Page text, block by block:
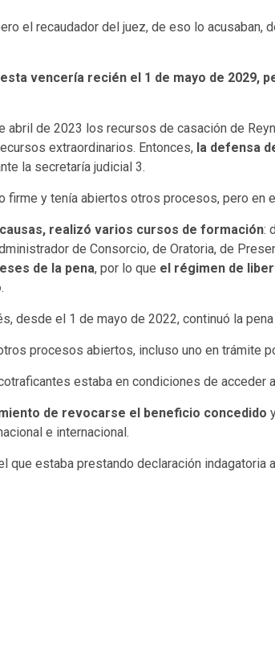
el recaudador del juez, de eso lo acusaban,
vencería recién el 1 de mayo de 2029,
abril de 2023 los recursos de casación de
extraordinarios. Entonces, la defensa
la secretaría judicial 3.
firme y tenía abiertos otros procesos, pero en
realizó varios cursos de formación:
de Consorcio, de Oratoria, de
de la pena, por lo que el régimen de
.
desde el 1 de mayo de 2022, continuó la
procesos abiertos, incluso uno en trámite
estaba en condiciones de acceder
de revocarse el beneficio concedido
e internacional.
estaba prestando declaración indagatoria